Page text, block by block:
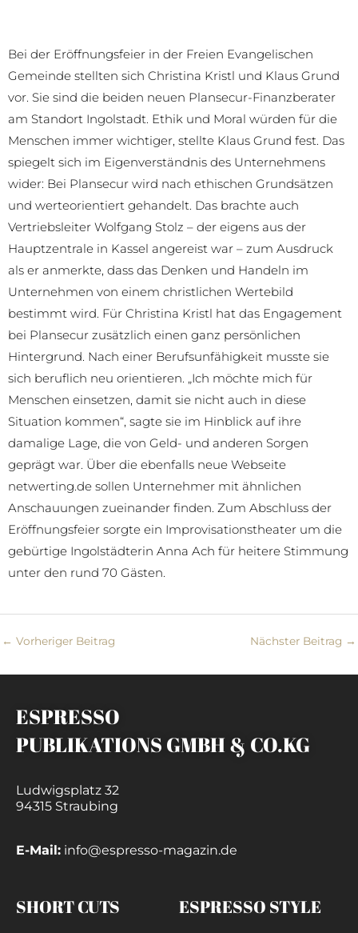
Bei der Eröffnungsfeier in der Freien Evangelischen
Gemeinde stellten sich Christina Kristl und Klaus Grund
vor. Sie sind die beiden neuen Plansecur-Finanzberater
am Standort Ingolstadt. Ethik und Moral würden für die
Menschen immer wichtiger, stellte Klaus Grund fest. Das
spiegelt sich im Eigenverständnis des Unternehmens
wider: Bei Plansecur wird nach ethischen Grundsätzen
und werteorientiert gehandelt. Das brachte auch
Vertriebsleiter Wolfgang Stolz – der eigens aus der
Hauptzentrale in Kassel angereist war – zum Ausdruck
als er anmerkte, dass das Denken und Handeln im
Unternehmen von einem christlichen Wertebild
bestimmt wird. Für Christina Kristl hat das Engagement
bei Plansecur zusätzlich einen ganz persönlichen
Hintergrund. Nach einer Berufsunfähigkeit musste sie
sich beruflich neu orientieren. „Ich möchte mich für
Menschen einsetzen, damit sie nicht auch in diese
Situation kommen“, sagte sie im Hinblick auf ihre
damalige Lage, die von Geld- und anderen Sorgen
geprägt war. Über die ebenfalls neue Webseite
netwerting.de sollen Unternehmer mit ähnlichen
Anschauungen zueinander finden. Zum Abschluss der
Eröffnungsfeier sorgte ein Improvisationstheater um die
gebürtige Ingolstädterin Anna Ach für heitere Stimmung
unter den rund 70 Gästen.
← Vorheriger Beitrag Nächster Beitrag →
ESPRESSO
PUBLIKATIONS GMBH & CO.KG
Ludwigsplatz 32
94315 Straubing
E-Mail: info@espresso-magazin.de
SHORT CUTS ESPRESSO STYLE